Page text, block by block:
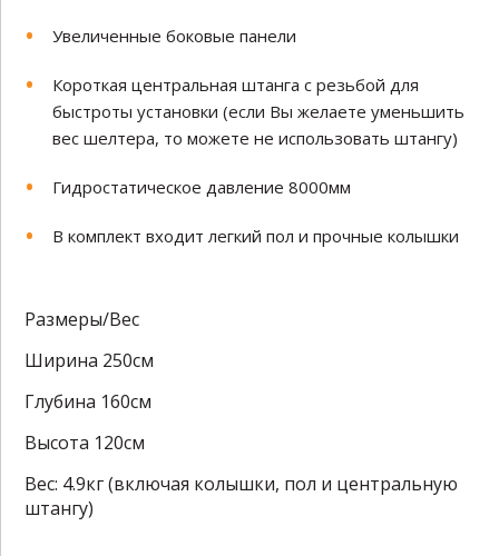
Увеличенные боковые панели
Короткая центральная штанга с резьбой для
быстроты установки (если Вы желаете уменьшить
вес шелтера, то можете не использовать штангу)
Гидростатическое давление 8000мм
В комплект входит легкий пол и прочные колышки
Размеры/Вес
Ширина 250см
Глубина 160см
Высота 120см
Вес: 4.9кг (включая колышки, пол и центральную
штангу)